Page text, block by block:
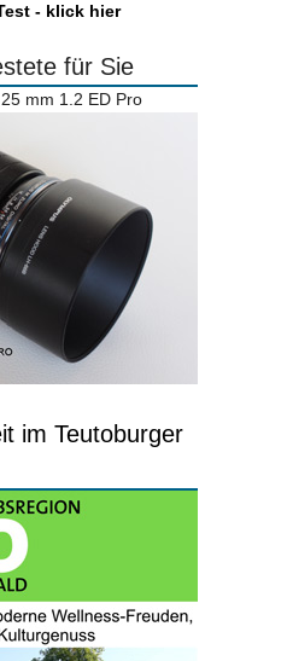
- klick hier
für Sie
mm 1.2 ED Pro
im Teutoburger